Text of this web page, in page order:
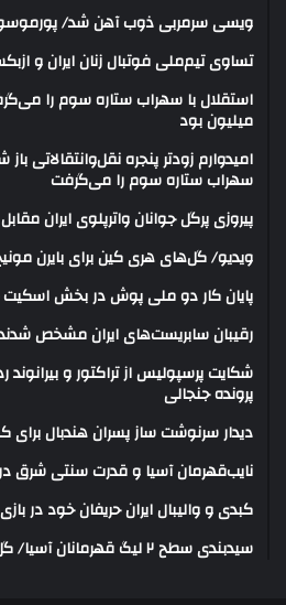
ویسی سرمربی ذوب آهن شد/ پورموسوی پس از ۳
تساوی تیم‌ملی فوتبال زنان ایران و
میلیون بود
امیدوارم زودتر پنجره نقل‌وانتقالاتی
سهراب ستاره سوم را می‌گرفت
پیروزی پرگل جوانان واترپلوی ایران
ویدیو/ گل‌های هری‌ کین برای بایرن
پایان کار دو ملی پوش در بخش اسکیت
رقیبان سابریست‌های ایران مشخص
شکایت پرسپولیس از تراکتور و
پرونده جنجالی
دیدار سرنوشت ساز پسران هندبال
نایب‌قهرمان آسیا و قدرت سنتی شرق در
کبدی و والیبال ایران حریفان خود در
سیدبندی سطح ۲ لیگ قهرمانان آسیا/ گل‌گهر هست، چادرملو نه